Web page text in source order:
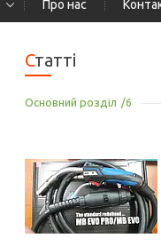
Про нас
Статті
Основний розділ 6